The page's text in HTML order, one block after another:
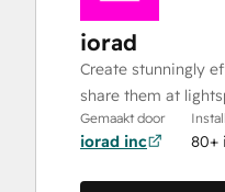
iorad
Create stunningly
share them at
Gemaakt door
iorad inc 80+